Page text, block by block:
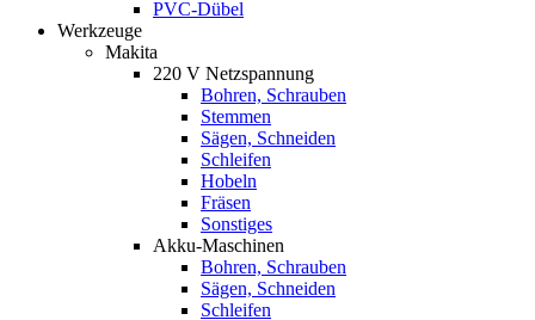
PVC-Dübel
Werkzeuge
Makita
220 V Netzspannung
Bohren, Schrauben
Stemmen
Sägen, Schneiden
Schleifen
Hobeln
Fräsen
Sonstiges
Akku-Maschinen
Bohren, Schrauben
Sägen, Schneiden
Schleifen